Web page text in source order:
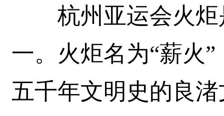
杭州亚运会火炬
一。火炬名为“薪火
五千年文明史的良